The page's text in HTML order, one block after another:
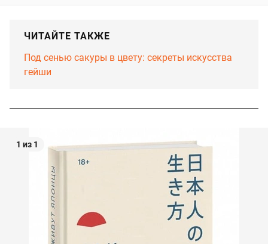
ЧИТАЙТЕ ТАКЖЕ
Под сенью сакуры в цвету: секреты искусства
гейши
1 из 1